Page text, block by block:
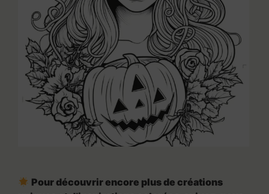
Pour découvrir encore plus de créations